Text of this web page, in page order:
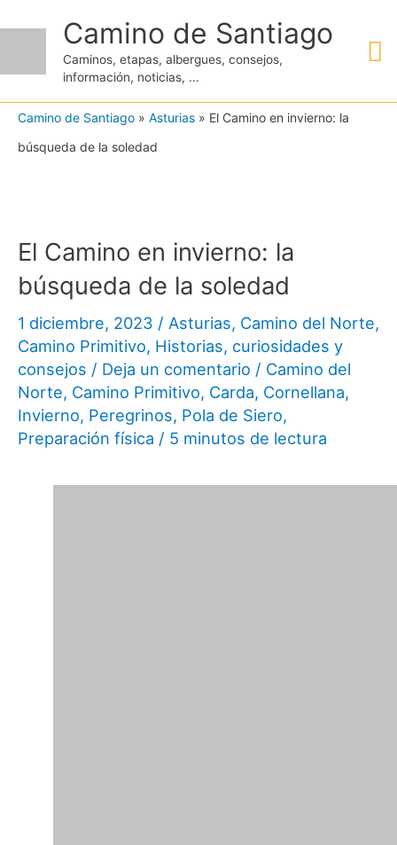
contenido
Camino de Santiago
Caminos, etapas, albergues, consejos,
información, noticias, ...
Camino de Santiago » Asturias » El Camino en invierno: la
búsqueda de la soledad
El Camino en invierno: la
búsqueda de la soledad
1 diciembre, 2023 / Asturias, Camino del Norte,
Camino Primitivo, Historias, curiosidades y
consejos / Deja un comentario / Camino del
Norte, Camino Primitivo, Carda, Cornellana,
Invierno, Peregrinos, Pola de Siero,
Preparación física / 5 minutos de lectura